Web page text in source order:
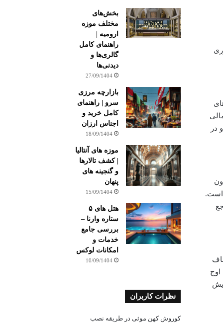
در
می توانند تا ۹۰ روز بدون
است.
اوج
بخش‌های
مختلف موزه
ارومیه |
راهنمای کامل
گالری‌ها و
دیدنی‌ها
27/09/1404
بازارچه مرزی
سرو | راهنمای
کامل خرید و
اجناس ارزان
18/09/1404
موزه های آنتالیا
| کشف تالارها
و گنجینه های
پنهان
15/09/1404
هتل های ۵
ستاره وارنا –
بررسی جامع
خدمات و
امکانات لوکس
10/09/1404
نظرات کاربران
کوروش کهن موئی در طریقه نصب